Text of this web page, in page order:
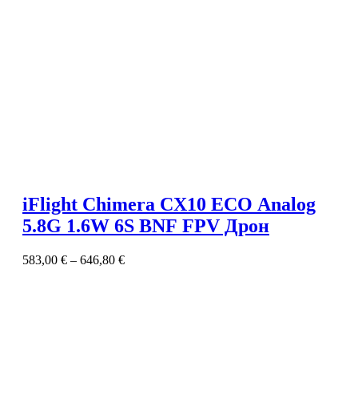
iFlight Chimera CX10 ECO Analog
5.8G 1.6W 6S BNF FPV Дрон
583,00 € – 646,80 €